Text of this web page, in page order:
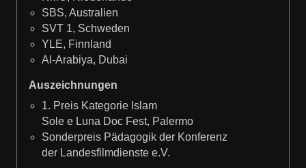
SBS, Australien
SVT 1, Schweden
YLE, Finnland
Al-Arabiya, Dubai
Auszeichnungen
1. Preis Kategorie Islam
Sole e Luna Doc Fest, Palermo
Sonderpreis Pädagogik der Konferenz
der Landesfilmdienste e.V.